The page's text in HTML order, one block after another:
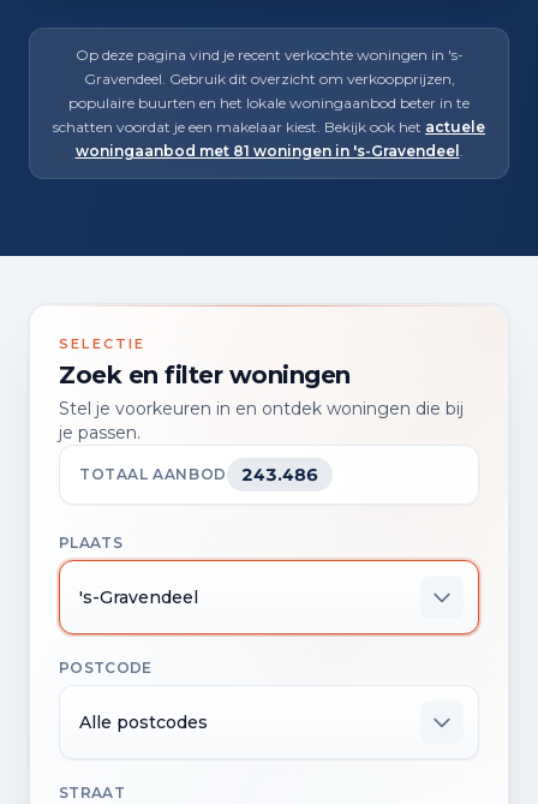
Op deze pagina vind je recent verkochte woningen in 's-
Gravendeel. Gebruik dit overzicht om verkoopprijzen,
populaire buurten en het lokale woningaanbod beter in te
schatten voordat je een makelaar kiest. Bekijk ook het actuele
woningaanbod met 81 woningen in 's-Gravendeel .
SELECTIE
Zoek en filter woningen
Stel je voorkeuren in en ontdek woningen die bij
je passen.
TOTAAL AANBOD 243.486
PLAATS
's-Gravendeel
POSTCODE
Alle postcodes
STRAAT